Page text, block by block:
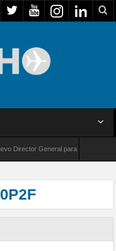
General para América Latina